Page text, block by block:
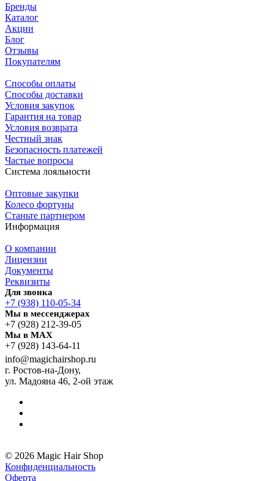
Бренды
Каталог
Акции
Блог
Отзывы
Покупателям
Способы оплаты
Способы доставки
Условия закупок
Гарантия на товар
Условия возврата
Честный знак
Безопасность платежей
Частые вопросы
Система лояльности
Оптовые закупки
Колесо фортуны
Станьте партнером
Информация
О компании
Лицензии
Документы
Реквизиты
Для звонка
+7 (938) 110-05-34
Мы в мессенджерах
+7 (928) 212-39-05
Мы в MAX
+7 (928) 143-64-11
info@magichairshop.ru
г. Ростов-на-Дону,
ул. Мадояна 46, 2-ой этаж
© 2026 Magic Hair Shop
Конфиденциальность
Оферта